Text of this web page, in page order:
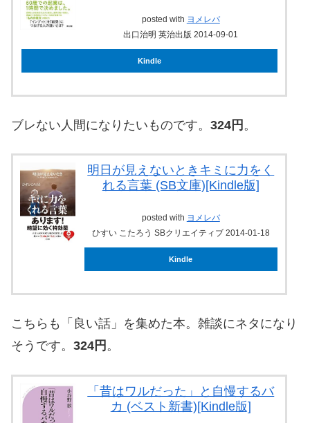
posted with ヨメレバ
出口治明 英治出版 2014-09-01
Kindle
ブレない人間になりたいものです。 324円 。
明日が見えないときキミに力をく
れる言葉 (SB文庫)[Kindle版]
posted with ヨメレバ
ひすい こたろう SBクリエイティブ 2014-01-18
Kindle
こちらも「良い話」を集めた本。雑談にネタになり
そうです。 324円 。
「昔はワルだった」と自慢するバ
カ (ベスト新書)[Kindle版]